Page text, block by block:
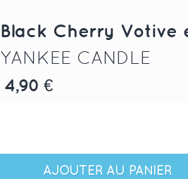
Black Cherry Votive
YANKEE CANDLE
4,90 €
AJOUTER AU PANIER